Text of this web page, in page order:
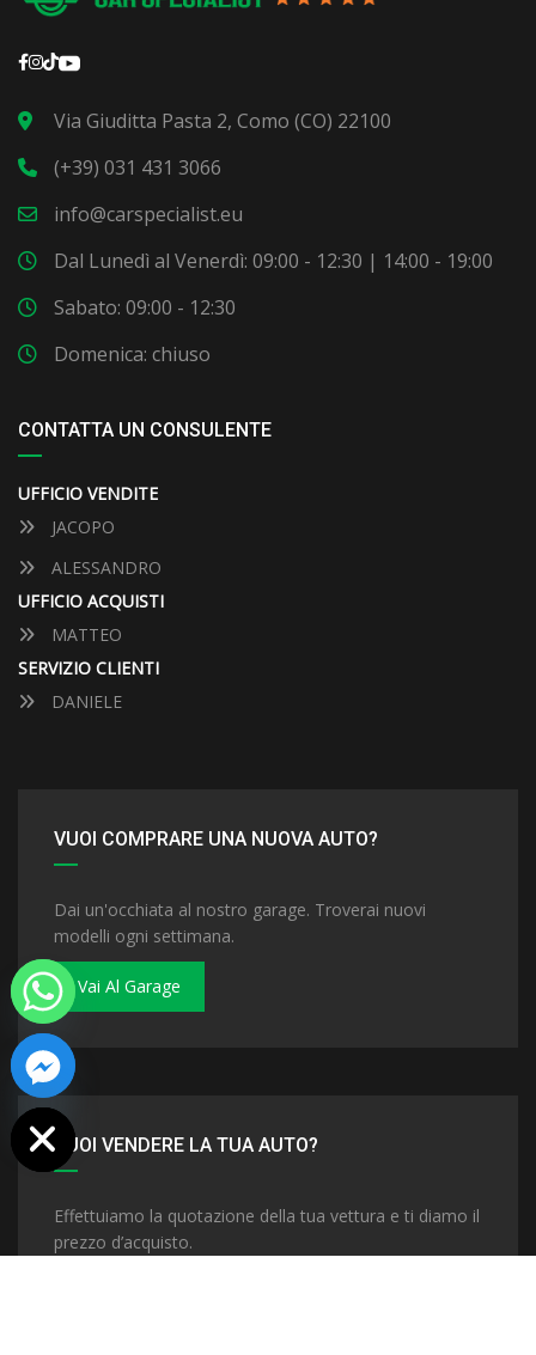
Via Giuditta Pasta 2, Como (CO) 22100
(+39) 031 431 3066
info@carspecialist.eu
Dal Lunedì al Venerdì: 09:00 - 12:30 | 14:00 - 19:00
Sabato: 09:00 - 12:30
Domenica: chiuso
CONTATTA UN CONSULENTE
UFFICIO VENDITE
JACOPO
ALESSANDRO
UFFICIO ACQUISTI
MATTEO
SERVIZIO CLIENTI
DANIELE
VUOI COMPRARE UNA NUOVA AUTO?
Dai un'occhiata al nostro garage. Troverai nuovi
modelli ogni settimana.
Vai Al Garage
VUOI VENDERE LA TUA AUTO?
Effettuiamo la quotazione della tua vettura e ti diamo il
prezzo d’acquisto.